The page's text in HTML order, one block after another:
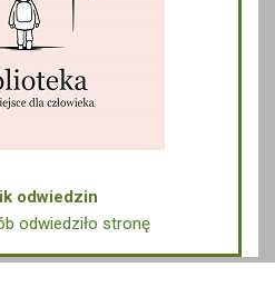
odwiedzin
odwiedziło stronę